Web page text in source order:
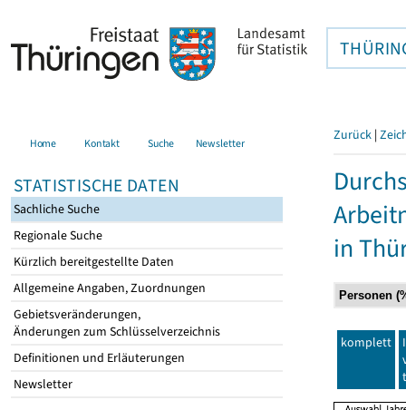
Home Kontakt Suche Newsletter
STATISTISCHE DATEN
Sachliche Suche
Regionale Suche
Kürzlich bereitgestellte Daten
Allgemeine Angaben, Zuordnungen
Gebietsveränderungen,
Änderungen zum Schlüsselverzeichnis
Definitionen und Erläuterungen
Newsletter
Zurück |
in
komplett